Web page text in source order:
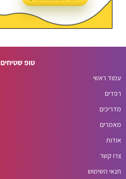
טופ שטיחים
עמוד ראשי
רפדים
מדריכים
מאמרים
אודות
צרו קשר
תנאי השימוש